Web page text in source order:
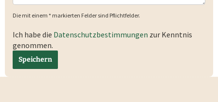
Die mit einem * markierten Felder sind Pflichtfelder.
Ich habe die Datenschutzbestimmungen zur Kenntnis
genommen.
Speichern